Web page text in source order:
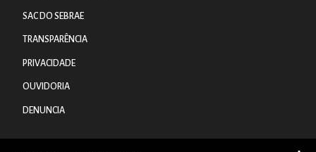
SAC DO SEBRAE
TRANSPARÊNCIA
PRIVACIDADE
OUVIDORIA
DENUNCIA